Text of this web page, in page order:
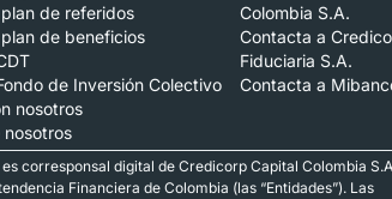
de referidos
de beneficios
de Inversión Colectivo
nosotros
Colombia S.A.
Contacta a
Fiduciaria S.A.
Contacta a
corresponsal digital de Credicorp Capital Colombia
Financiera de Colombia (las “Entidades”). Las